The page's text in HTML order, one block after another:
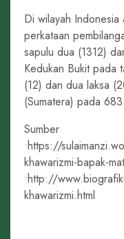
Di wilayah
perkataan
sapulu dua (1312)
Kedukan Bukit pada
(12) dan dua laksa
(Sumatera) pada 683.
Sumber
•https://
khawarizmi-bapak-
•http://
khawarizmi.html